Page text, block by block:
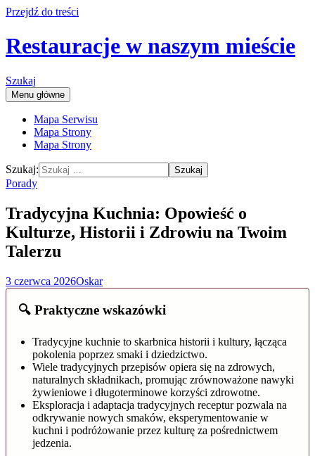
Przejdź do treści
Restauracje w naszym mieście
Szukaj
Menu główne
Mapa Serwisu
Mapa Strony
Mapa Strony
Szukaj:
Porady
Tradycyjna Kuchnia: Opowieść o
Kulturze, Historii i Zdrowiu na Twoim
Talerzu
3 czerwca 2026Oskar
🔍 Praktyczne wskazówki
Tradycyjne kuchnie to skarbnica historii i kultury, łącząca
pokolenia poprzez smaki i dziedzictwo.
Wiele tradycyjnych przepisów opiera się na zdrowych,
naturalnych składnikach, promując zrównoważone nawyki
żywieniowe i długoterminowe korzyści zdrowotne.
Eksploracja i adaptacja tradycyjnych receptur pozwala na
odkrywanie nowych smaków, eksperymentowanie w
kuchni i podróżowanie przez kulturę za pośrednictwem
jedzenia.